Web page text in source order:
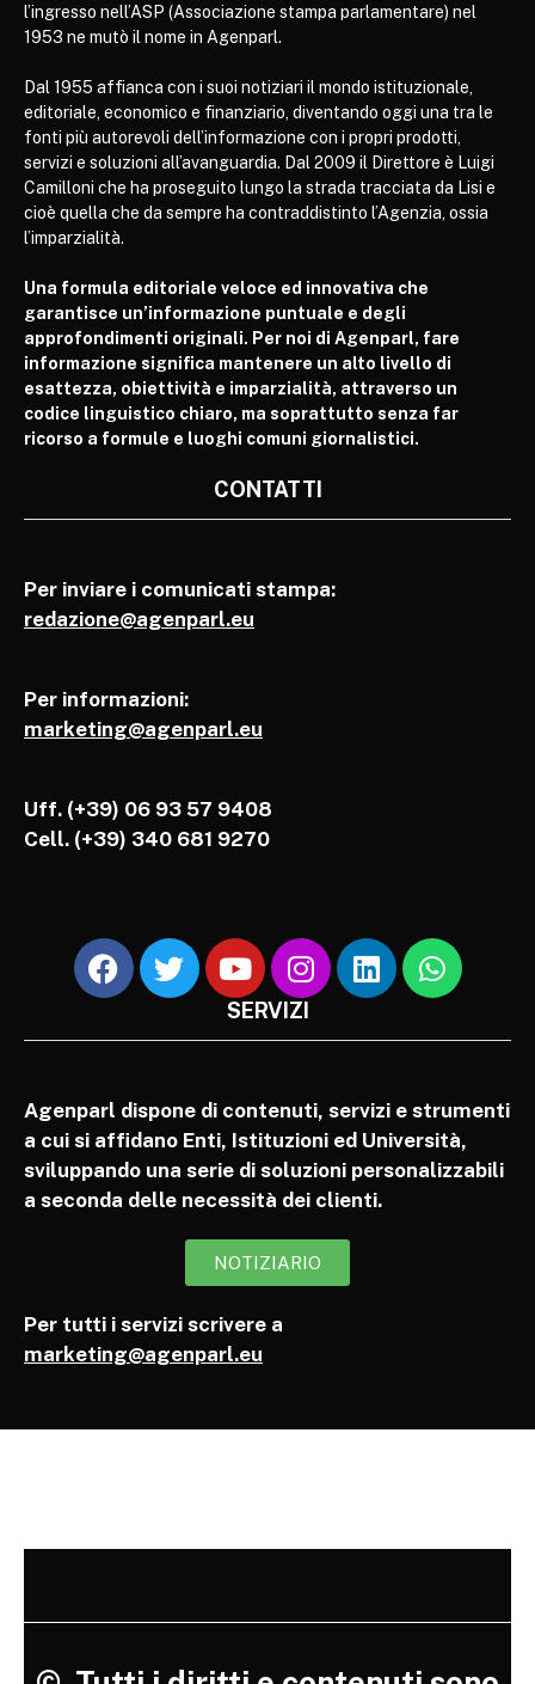
l’ingresso nell’ASP (Associazione stampa parlamentare) nel
1953 ne mutò il nome in Agenparl.
Dal 1955 affianca con i suoi notiziari il mondo istituzionale,
editoriale, economico e finanziario, diventando oggi una tra le
fonti più autorevoli dell’informazione con i propri prodotti,
servizi e soluzioni all’avanguardia. Dal 2009 il Direttore è Luigi
Camilloni che ha proseguito lungo la strada tracciata da Lisi e
cioè quella che da sempre ha contraddistinto l’Agenzia, ossia
l’imparzialità.
Una formula editoriale veloce ed innovativa che
garantisce un’informazione puntuale e degli
approfondimenti originali. Per noi di Agenparl, fare
informazione significa mantenere un alto livello di
esattezza, obiettività e imparzialità, attraverso un
codice linguistico chiaro, ma soprattutto senza far
ricorso a formule e luoghi comuni giornalistici.
CONTATTI
Per inviare i comunicati stampa:
redazione@agenparl.eu
Per informazioni:
marketing@agenparl.eu
Uff. (+39) 06 93 57 9408
Cell. (+39) 340 681 9270
SERVIZI
Agenparl dispone di contenuti, servizi e strumenti
a cui si affidano Enti, Istituzioni ed Università,
sviluppando una serie di soluzioni personalizzabili
a seconda delle necessità dei clienti.
NOTIZIARIO
Per tutti i servizi scrivere a
marketing@agenparl.eu